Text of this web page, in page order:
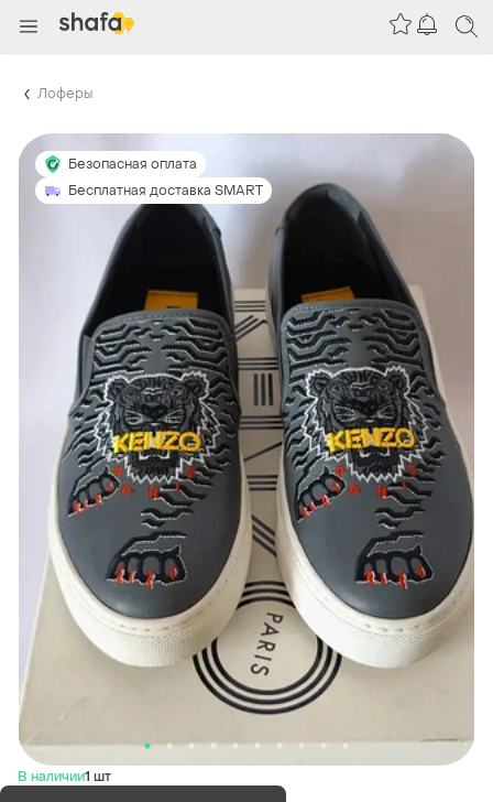
Лоферы
Безопасная оплата
Бесплатная доставка SMART
В наличии1 шт